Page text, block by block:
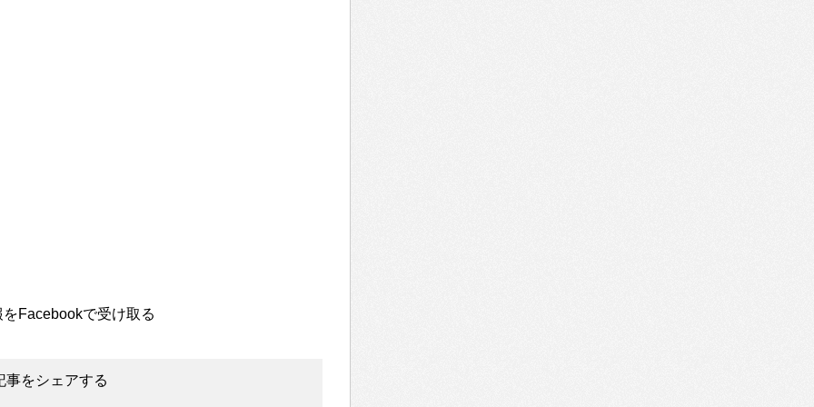
Facebookで受け取る
事をシェアする